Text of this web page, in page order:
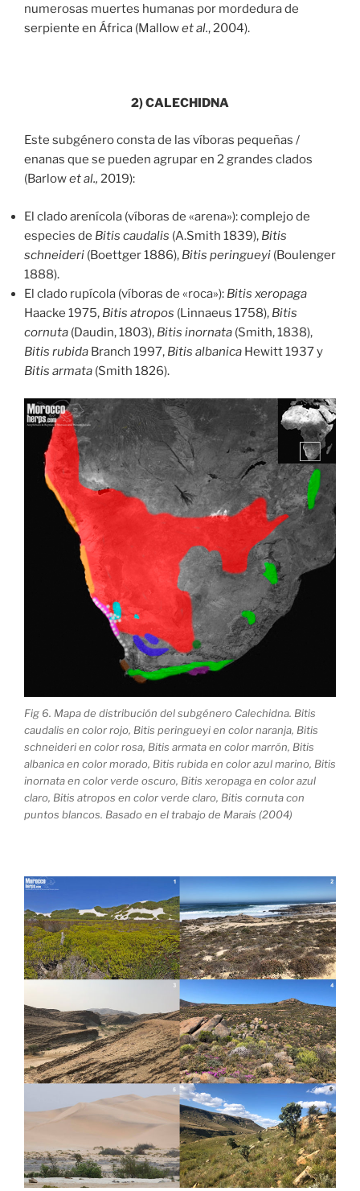
numerosas muertes humanas por mordedura de
serpiente en África (Mallowet al., 2004).
2) CALECHIDNA
Este subgénero consta de las víboras pequeñas /
enanas que se pueden agrupar en 2 grandes clados
(Barlowet al., 2019):
El clado arenícola (víboras de «arena»): complejo de
especies de Bitis caudalis (A.Smith 1839), Bitis
schneideri (Boettger 1886), Bitis peringueyi (Boulenger
1888).
El clado rupícola (víboras de «roca»): Bitis xeropaga
Haacke 1975, Bitis atropos (Linnaeus 1758), Bitis
cornuta (Daudin, 1803), Bitis inornata (Smith, 1838),
Bitis rubida Branch 1997, Bitis albanica Hewitt 1937 y
Bitis armata (Smith 1826).
Fig 6. Mapa de distribución del subgénero Calechidna. Bitis
caudalis en color rojo, Bitis peringueyi en color naranja, Bitis
schneideri en color rosa, Bitis armata en color marrón, Bitis
albanica en color morado, Bitis rubida en color azul marino, Bitis
inornata en color verde oscuro, Bitis xeropaga en color azul
claro, Bitis atropos en color verde claro, Bitis cornuta con
puntos blancos. Basado en el trabajo de Marais (2004)